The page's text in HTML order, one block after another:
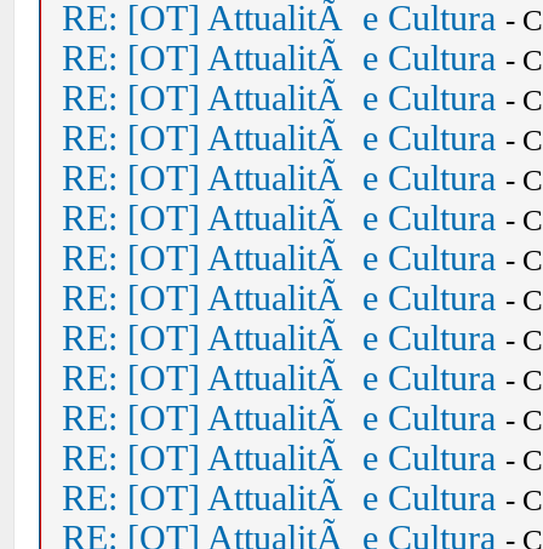
RE: [OT] AttualitÃ e Cultura -
RE: [OT] AttualitÃ e Cultura -
RE: [OT] AttualitÃ e Cultura -
RE: [OT] AttualitÃ e Cultura -
RE: [OT] AttualitÃ e Cultura -
RE: [OT] AttualitÃ e Cultura -
RE: [OT] AttualitÃ e Cultura -
RE: [OT] AttualitÃ e Cultura -
RE: [OT] AttualitÃ e Cultura -
RE: [OT] AttualitÃ e Cultura -
RE: [OT] AttualitÃ e Cultura -
RE: [OT] AttualitÃ e Cultura -
RE: [OT] AttualitÃ e Cultura -
RE: [OT] AttualitÃ e Cultura -